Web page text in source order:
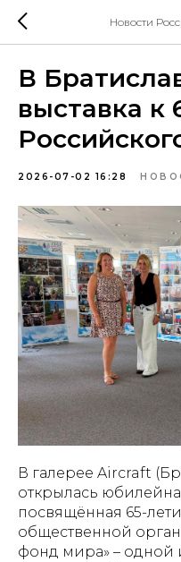
Новости
В
выставка к
2026-07-02 16:28
В галерее Aircraft
открылась
посвящённая 65-
общественной
фонд мира» – одной